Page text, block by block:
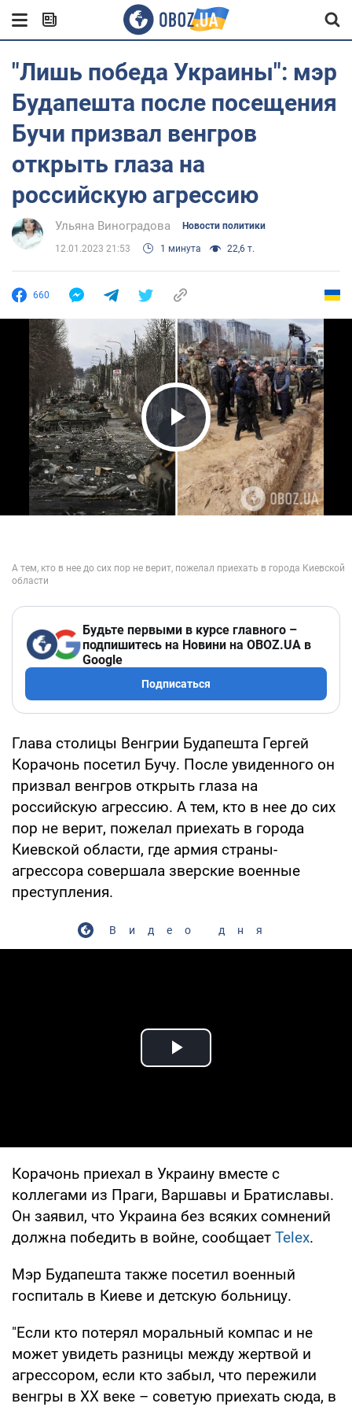
"Лишь победа Украины": мэр
Будапешта после посещения
Бучи призвал венгров
открыть глаза на
российскую агрессию
Ульяна Виноградова Новости политики
12.01.2023 21:53 1 минута 22,6 т.
660
Play Video
Будьте первыми в курсе главного –
подпишитесь на Новини на OBOZ.UA в
Google
Подписаться
Глава столицы Венгрии Будапешта Гергей
Корачонь посетил Бучу. После увиденного он
призвал венгров открыть глаза на
российскую агрессию. А тем, кто в нее до сих
пор не верит, пожелал приехать в города
Киевской области, где армия страны-
агрессора совершала зверские военные
преступления.
Видео дня
Play Video
Корачонь приехал в Украину вместе с
коллегами из Праги, Варшавы и Братиславы.
Он заявил, что Украина без всяких сомнений
должна победить в войне, сообщает Telex.
Мэр Будапешта также посетил военный
госпиталь в Киеве и детскую больницу.
"Если кто потерял моральный компас и не
может увидеть разницы между жертвой и
агрессором, если кто забыл, что пережили
венгры в ХХ веке – советую приехать сюда, в